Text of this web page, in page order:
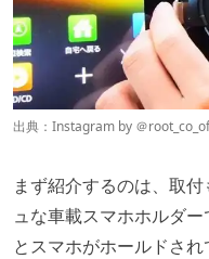
出典：Instagram by ＠
まず紹介するのは、取
ュな車載スマホホルダ
とスマホがホールドされ